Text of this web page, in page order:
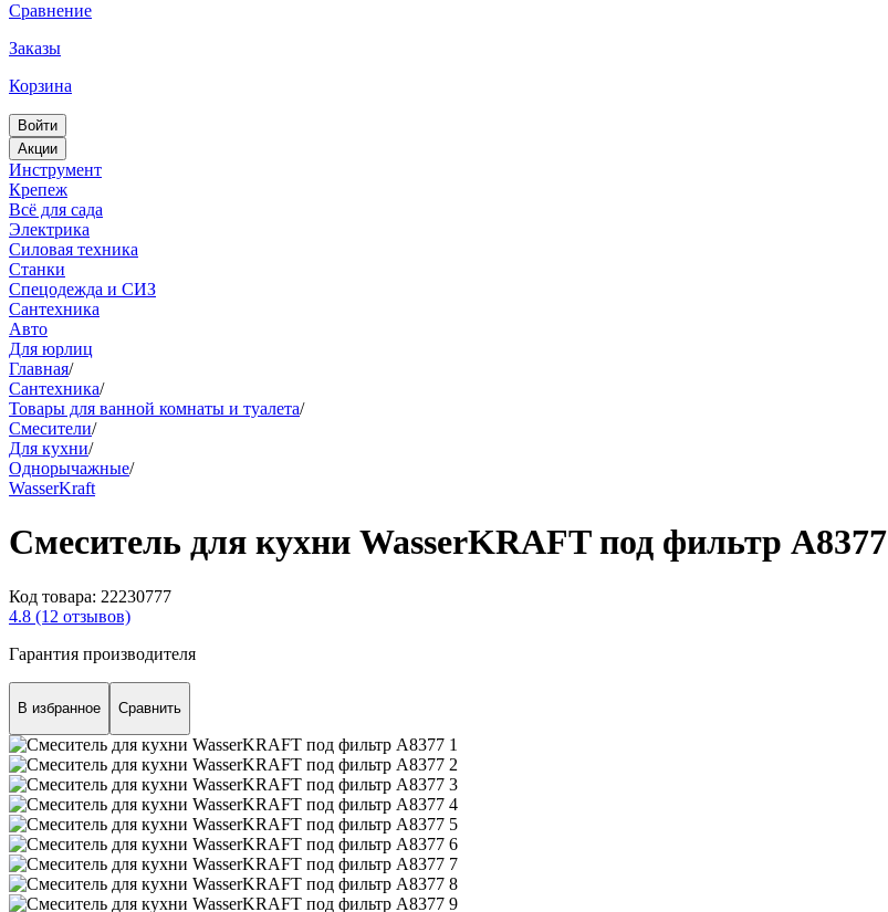
Сравнение
Заказы
Корзина
Войти
Акции
Инструмент
Крепеж
Всё для сада
Электрика
Силовая техника
Станки
Спецодежда и СИЗ
Сантехника
Авто
Для юрлиц
Главная/
Сантехника/
Товары для ванной комнаты и туалета/
Смесители/
Для кухни/
Однорычажные/
WasserKraft
Смеситель для кухни WasserKRAFT под фильтр A8377
Код товара: 22230777
4.8 (12 отзывов)
Гарантия производителя
В избранное Сравнить